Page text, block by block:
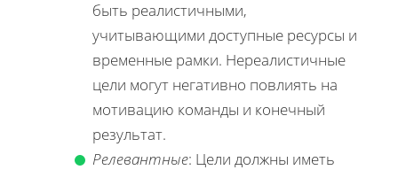
быть реалистичными,
учитывающими доступные ресурсы и
временные рамки. Нереалистичные
цели могут негативно повлиять на
мотивацию команды и конечный
результат.
Релевантные: Цели должны иметь